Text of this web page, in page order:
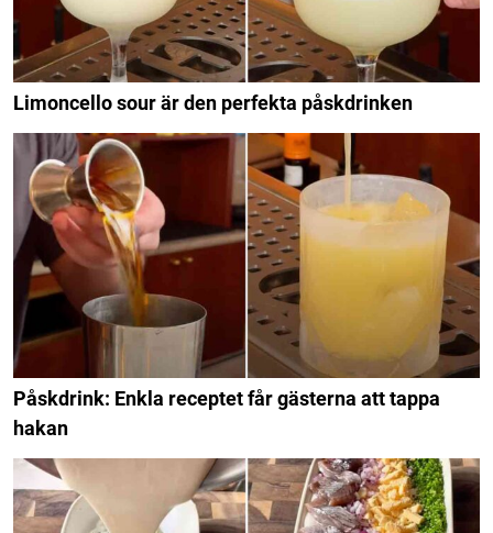
Limoncello sour är den perfekta påskdrinken
Påskdrink: Enkla receptet får gästerna att tappa
hakan